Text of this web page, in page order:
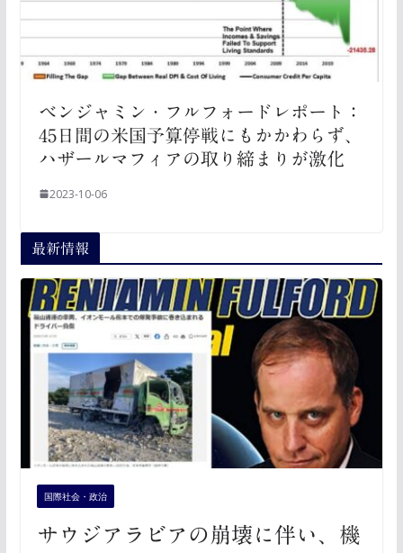
ベンジャミン・フルフォードレポート：
45日間の米国予算停戦にもかかわらず、
ハザールマフィアの取り締まりが激化
2023-10-06
最新情報
国際社会・政治
サウジアラビアの崩壊に伴い、機